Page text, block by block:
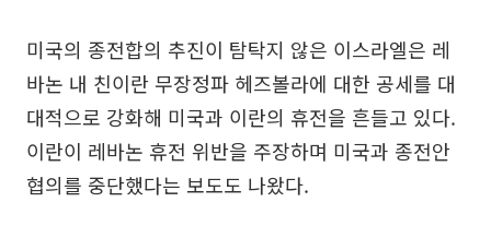
미국의 종전합의 추진이 탐탁지 않은 이스라엘은 레
바논 내 친이란 무장정파 헤즈볼라에 대한 공세를 대
대적으로 강화해 미국과 이란의 휴전을 흔들고 있다.
이란이 레바논 휴전 위반을 주장하며 미국과 종전안
협의를 중단했다는 보도도 나왔다.